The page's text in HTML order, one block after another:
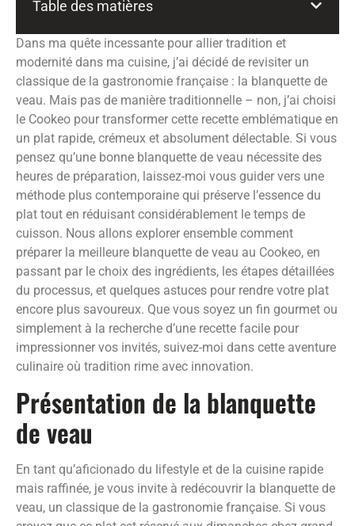
Table des matières
Dans ma quête incessante pour allier tradition et
modernité dans ma cuisine, j’ai décidé de revisiter un
classique de la gastronomie française : la blanquette de
veau. Mais pas de manière traditionnelle – non, j’ai choisi
le Cookeo pour transformer cette recette emblématique en
un plat rapide, crémeux et absolument délectable. Si vous
pensez qu’une bonne blanquette de veau nécessite des
heures de préparation, laissez-moi vous guider vers une
méthode plus contemporaine qui préserve l’essence du
plat tout en réduisant considérablement le temps de
cuisson. Nous allons explorer ensemble comment
préparer la meilleure blanquette de veau au Cookeo, en
passant par le choix des ingrédients, les étapes détaillées
du processus, et quelques astuces pour rendre votre plat
encore plus savoureux. Que vous soyez un fin gourmet ou
simplement à la recherche d’une recette facile pour
impressionner vos invités, suivez-moi dans cette aventure
culinaire où tradition rime avec innovation.
Présentation de la blanquette
de veau
En tant qu’aficionado du lifestyle et de la cuisine rapide
mais raffinée, je vous invite à redécouvrir la blanquette de
veau, un classique de la gastronomie française. Si vous